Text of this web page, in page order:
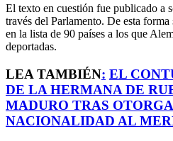
El texto en cuestión fue publicado a
través del Parlamento. De esta
en la lista de 90 países a los que
deportadas.
LEA TAMBIÉN: EL
DE LA HERMANA DE
MADURO TRAS
NACIONALIDAD AL